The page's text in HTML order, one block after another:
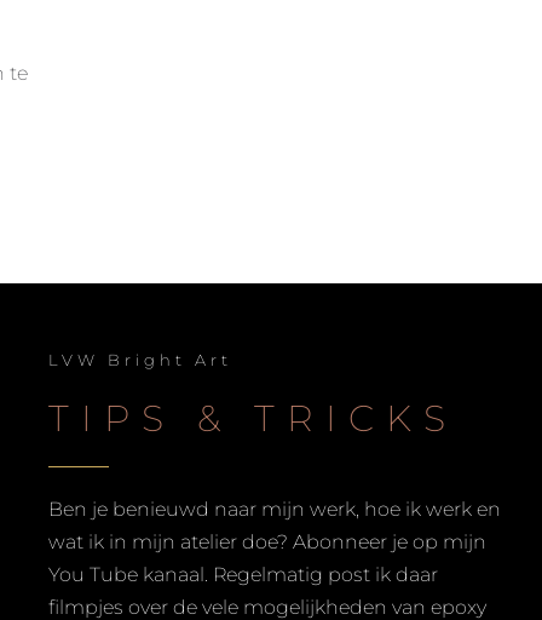
te
LVW Bright Art
TIPS & TRICKS
Ben je benieuwd naar mijn werk, hoe ik werk en
wat ik in mijn atelier doe? Abonneer je op mijn
You Tube kanaal. Regelmatig post ik daar
filmpjes over de vele mogelijkheden van epoxy